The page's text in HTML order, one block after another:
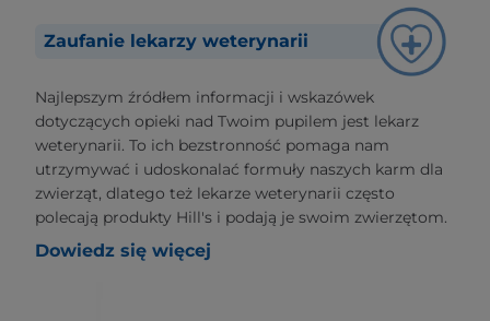
Zaufanie lekarzy weterynarii
Najlepszym źródłem informacji i wskazówek
dotyczących opieki nad Twoim pupilem jest lekarz
weterynarii. To ich bezstronność pomaga nam
utrzymywać i udoskonalać formuły naszych karm dla
zwierząt, dlatego też lekarze weterynarii często
polecają produkty Hill's i podają je swoim zwierzętom.
Dowiedz się więcej